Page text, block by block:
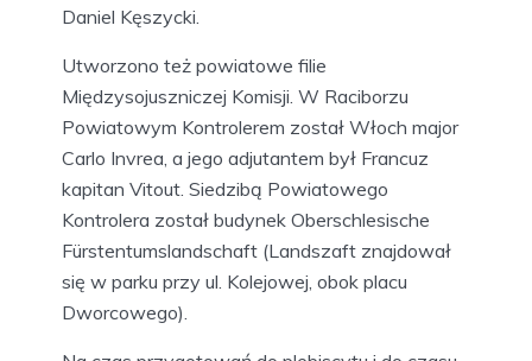
Daniel Kęszycki.
Utworzono też powiatowe filie
Międzysojuszniczej Komisji. W Raciborzu
Powiatowym Kontrolerem został Włoch major
Carlo Invrea, a jego adjutantem był Francuz
kapitan Vitout. Siedzibą Powiatowego
Kontrolera został budynek Oberschlesische
Fürstentumslandschaft (Landszaft znajdował
się w parku przy ul. Kolejowej, obok placu
Dworcowego).